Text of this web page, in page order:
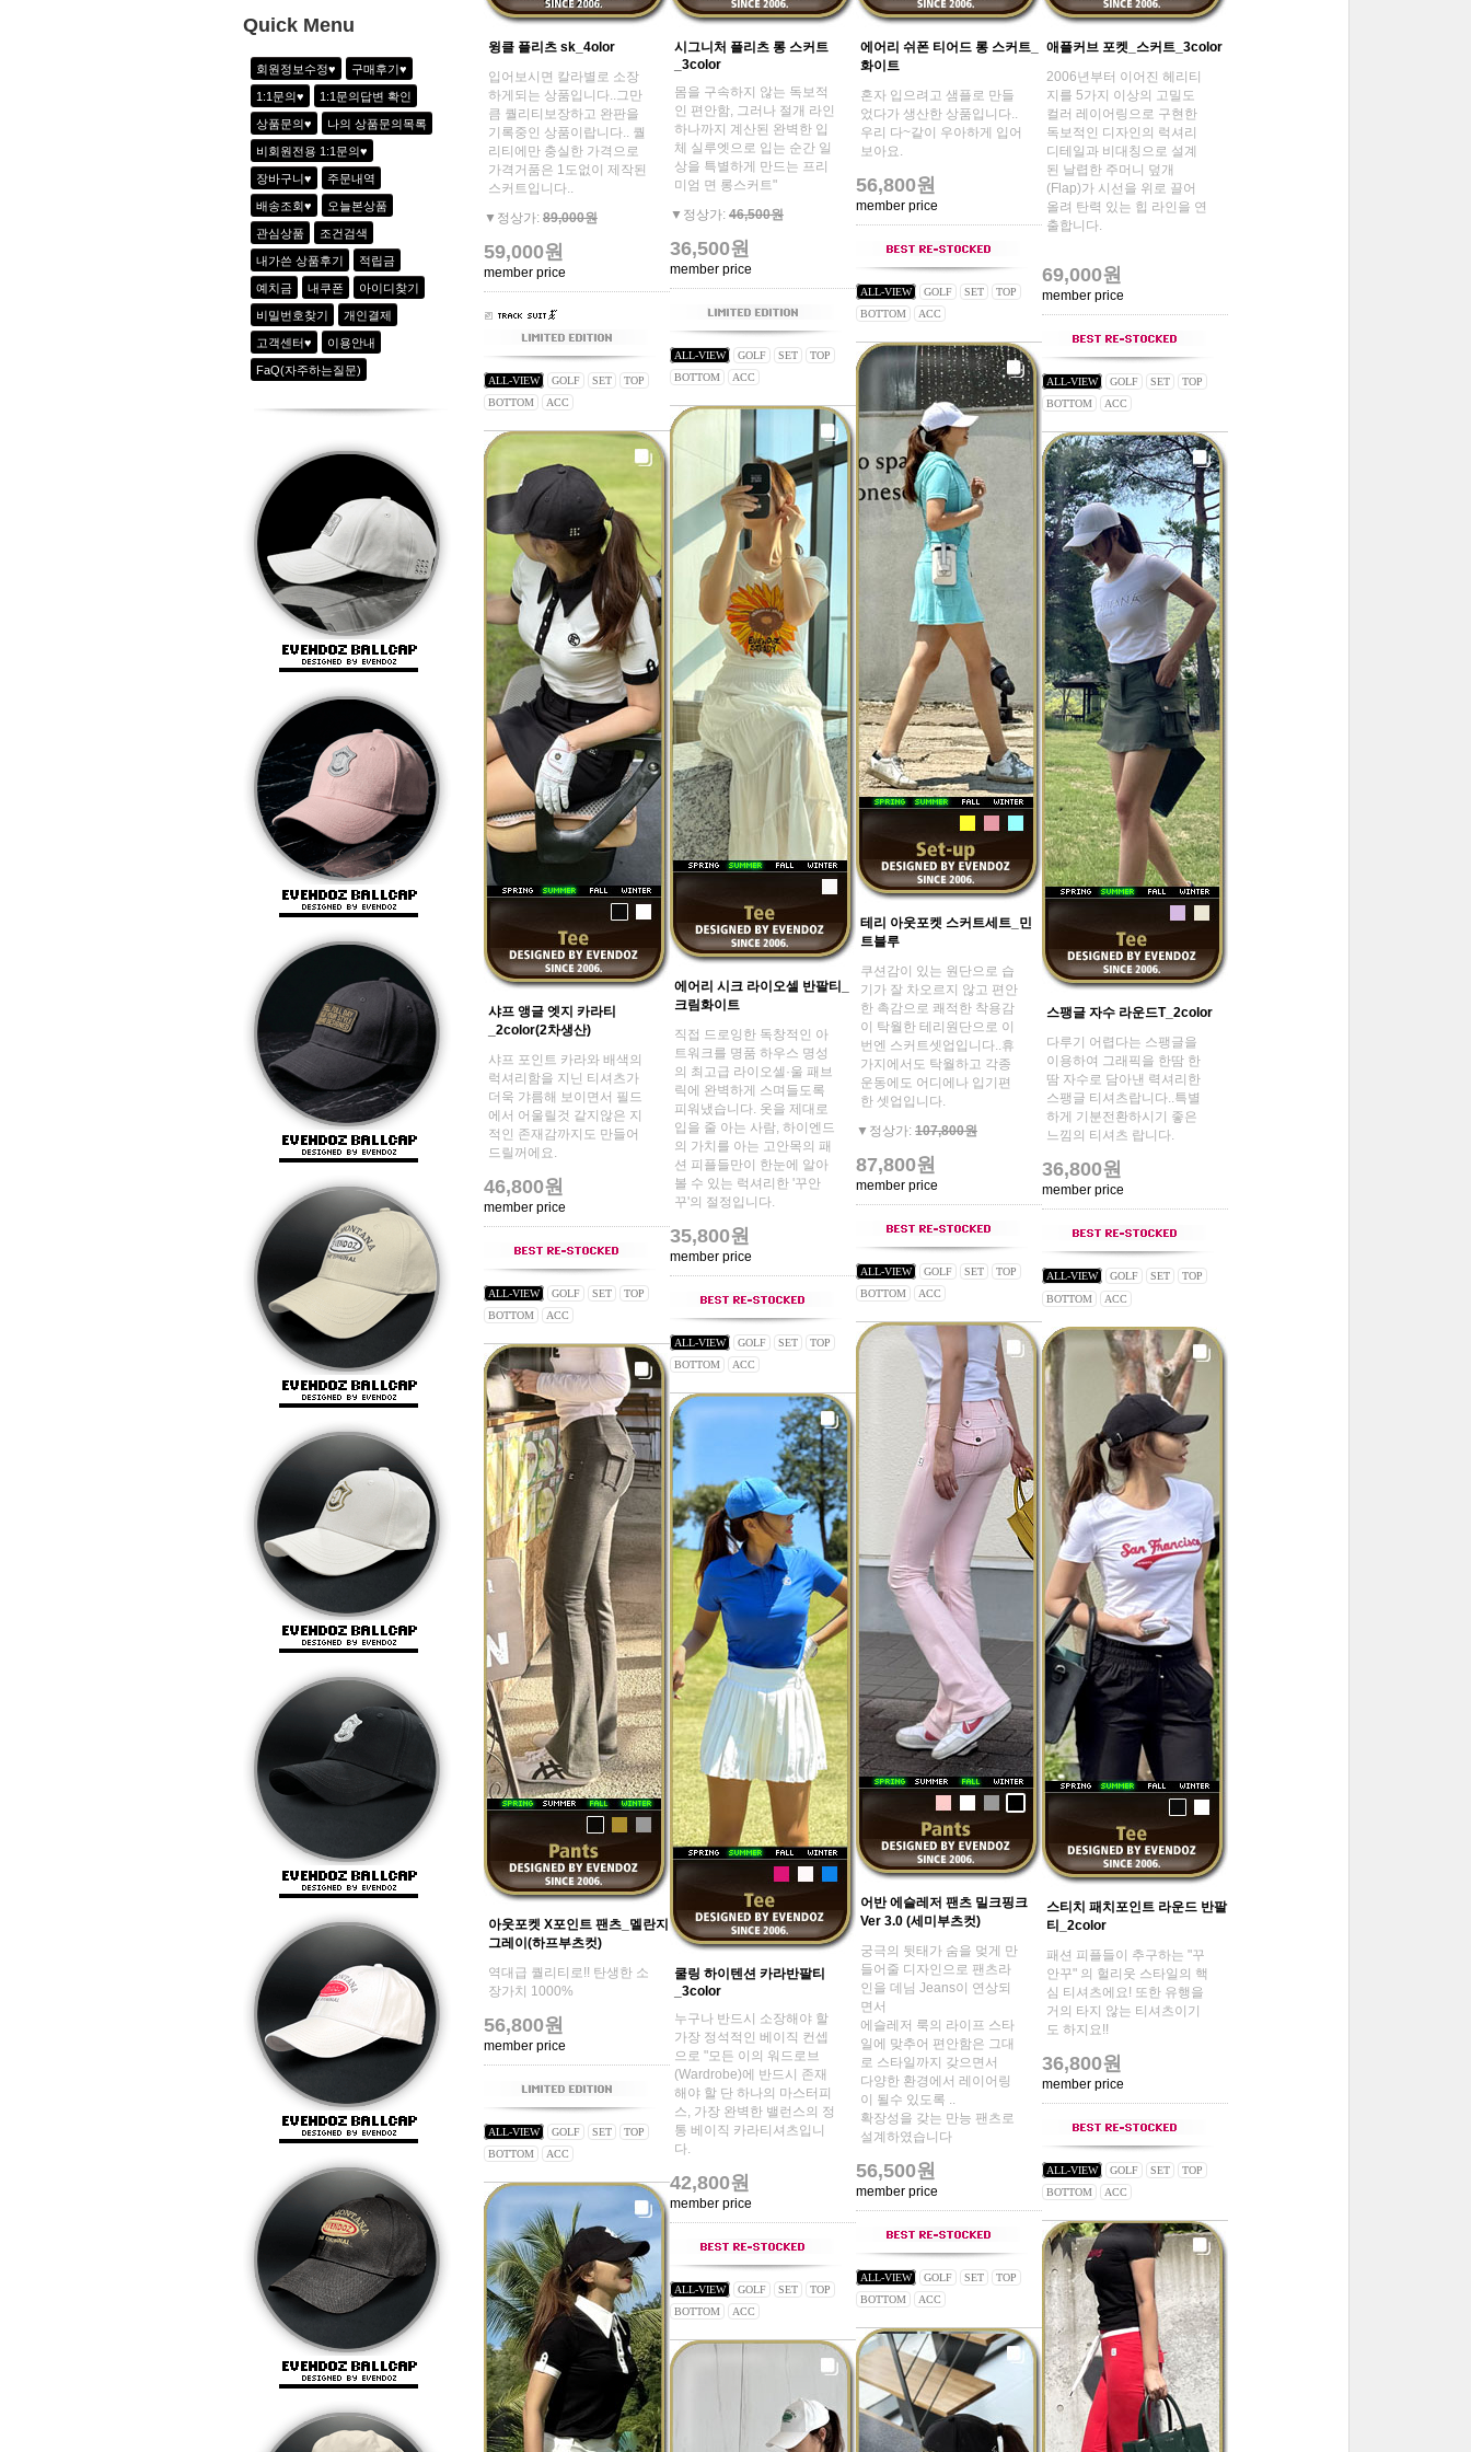
7 -
8 -
9 -
10 -
1 하이웨이스트 아노락 6line 팬츠_2color
Quick Menu
회원정보수정♥ 구매후기♥
1:1문의♥ 1:1문의답변 확인
상품문의♥ 나의 상품문의목록
비회원전용 1:1문의♥
장바구니♥ 주문내역
배송조회♥ 오늘본상품
관심상품 조건검색
내가쓴 상품후기 적립금
예치금 내쿠폰 아이디찾기
비밀번호찾기 개인결제
고객센터♥ 이용안내
FaQ(자주하는질문)
윙클 플리츠 sk_4olor
입어보시면 칼라별로 소장
하게되는 상품입니다..그만
큼 퀄리티보장하고 완판을
기록중인 상품이랍니다.. 퀄
리티에만 충실한 가격으로
가격거품은 1도없이 제작된
스커트입니다..
▼정상가: 89,000원
59,000원
member price
ALL-VIEW GOLF SET
TOP
BOTTOM
ACC
시그니처 플리츠 롱 스커트
_3color
몸을 구속하지 않는 독보적
인 편안함, 그러나 절개 라인
하나까지 계산된 완벽한 입
체 실루엣으로 입는 순간 일
상을 특별하게 만드는 프리
미엄 면 롱스커트"
▼정상가: 46,500원
36,500원
member price
ALL-VIEW GOLF SET
TOP
BOTTOM
ACC
에어리 쉬폰 티어드 롱 스커트_
화이트
혼자 입으려고 샘플로 만들
었다가 생산한 상품입니다..
우리 다~같이 우아하게 입어
보아요.
56,800원
member price
ALL-VIEW GOLF SET
TOP
BOTTOM
ACC
애플커브 포켓_스커트_3color
2006년부터 이어진 헤리티
지를 5가지 이상의 고밀도
컬러 레이어링으로 구현한
독보적인 디자인의 럭셔리
디테일과 비대칭으로 설계
된 날렵한 주머니 덮개
(Flap)가 시선을 위로 끌어
올려 탄력 있는 힙 라인을 연
출합니다.
69,000원
member price
ALL-VIEW GOLF SET
TOP
BOTTOM
ACC
테리 아웃포켓 스커트세트_민
트블루
쿠션감이 있는 원단으로 습
기가 잘 차오르지 않고 편안
한 촉감으로 쾌적한 착용감
이 탁월한 테리원단으로 이
번엔 스커트셋업입니다..휴
가지에서도 탁월하고 각종
운동에도 어디에나 입기편
한 셋업입니다.
▼정상가: 107,800원
87,800원
member price
ALL-VIEW GOLF SET
TOP
BOTTOM
ACC
에어리 시크 라이오셀 반팔티_
크림화이트
직접 드로잉한 독창적인 아
트워크를 명품 하우스 명성
의 최고급 라이오셀·울 패브
릭에 완벽하게 스며들도록
피워냈습니다. 옷을 제대로
입을 줄 아는 사람, 하이엔드
의 가치를 아는 고안목의 패
션 피플들만이 한눈에 알아
볼 수 있는 럭셔리한 '꾸안
꾸'의 절정입니다.
35,800원
member price
ALL-VIEW GOLF SET
TOP
BOTTOM
ACC
샤프 앵글 엣지 카라티
_2color(2차생산)
샤프 포인트 카라와 배색의
럭셔리함을 지닌 티셔츠가
더욱 갸름해 보이면서 필드
에서 어울릴것 같지않은 지
적인 존재감까지도 만들어
드릴꺼에요.
46,800원
member price
ALL-VIEW GOLF SET
TOP
BOTTOM
ACC
스팽글 자수 라운드T_2color
다루기 어렵다는 스팽글을
이용하여 그래픽을 한땀 한
땀 자수로 담아낸 력셔리한
스팽글 티셔츠랍니다..특별
하게 기분전환하시기 좋은
느낌의 티셔츠 랍니다.
36,800원
member price
ALL-VIEW GOLF SET
TOP
BOTTOM
ACC
어반 에슬레저 팬츠 밀크핑크
Ver 3.0 (세미부츠컷)
궁극의 뒷태가 숨을 멎게 만
들어줄 디자인으로 팬츠라
인을 데님 Jeans이 연상되
면서
에슬레저 룩의 라이프 스타
일에 맞추어 편안함은 그대
로 스타일까지 갖으면서
다양한 환경에서 레이어링
이 될수 있도록 ..
확장성을 갖는 만능 팬츠로
설계하였습니다
56,500원
member price
ALL-VIEW GOLF SET
TOP
BOTTOM
ACC
스티치 패치포인트 라운드 반팔
티_2color
패션 피플들이 추구하는 "꾸
안꾸" 의 헐리웃 스타일의 핵
심 티셔츠에요! 또한 유행을
거의 타지 않는 티셔츠이기
도 하지요!!
36,800원
member price
ALL-VIEW GOLF SET
TOP
BOTTOM
ACC
아웃포켓 X포인트 팬츠_멜란지
그레이(하프부츠컷)
역대급 퀄리티로!! 탄생한 소
장가치 1000%
56,800원
member price
ALL-VIEW GOLF SET
TOP
BOTTOM
ACC
쿨링 하이텐션 카라반팔티
_3color
누구나 반드시 소장해야 할
가장 정석적인 베이직 컨셉
으로 "모든 이의 워드로브
(Wardrobe)에 반드시 존재
해야 할 단 하나의 마스터피
스, 가장 완벽한 밸런스의 정
통 베이직 카라티셔츠입니
다.
42,800원
member price
ALL-VIEW GOLF SET
TOP
BOTTOM
ACC